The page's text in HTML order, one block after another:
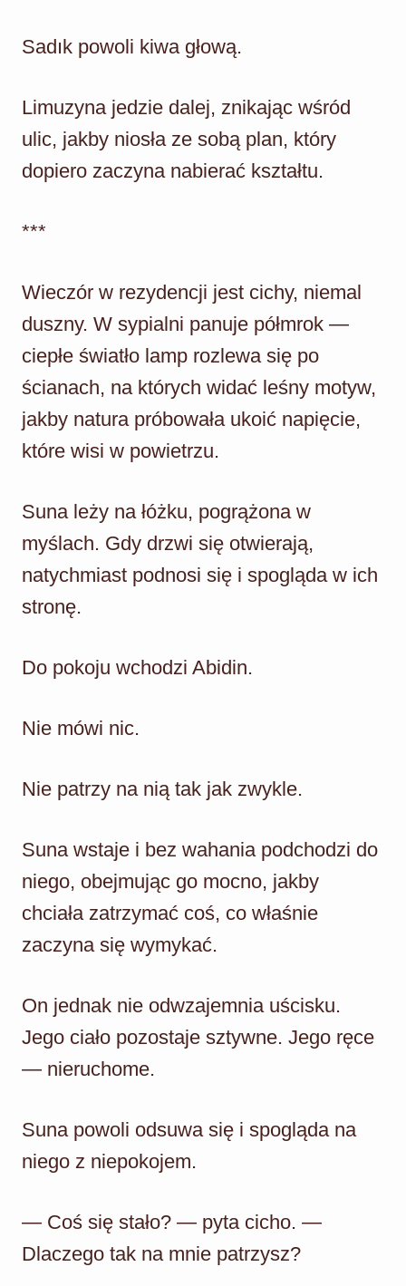
Sadık powoli kiwa głową.
Limuzyna jedzie dalej, znikając wśród
ulic, jakby niosła ze sobą plan, który
dopiero zaczyna nabierać kształtu.
***
Wieczór w rezydencji jest cichy, niemal
duszny. W sypialni panuje półmrok —
ciepłe światło lamp rozlewa się po
ścianach, na których widać leśny motyw,
jakby natura próbowała ukoić napięcie,
które wisi w powietrzu.
Suna leży na łóżku, pogrążona w
myślach. Gdy drzwi się otwierają,
natychmiast podnosi się i spogląda w ich
stronę.
Do pokoju wchodzi Abidin.
Nie mówi nic.
Nie patrzy na nią tak jak zwykle.
Suna wstaje i bez wahania podchodzi do
niego, obejmując go mocno, jakby
chciała zatrzymać coś, co właśnie
zaczyna się wymykać.
On jednak nie odwzajemnia uścisku.
Jego ciało pozostaje sztywne. Jego ręce
— nieruchome.
Suna powoli odsuwa się i spogląda na
niego z niepokojem.
— Coś się stało? — pyta cicho. —
Dlaczego tak na mnie patrzysz?